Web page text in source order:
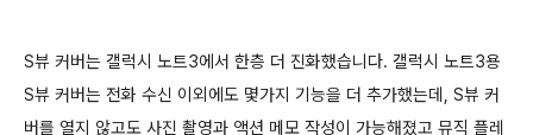
S뷰 커버는 갤럭시 노트3에서 한층 더 진화했습니다. 갤럭시 노트3용
S뷰 커버는 전화 수신 이외에도 몇가지 기능을 더 추가했는데, S뷰 커
버를 열지 않고도 사진 촬영과 액션 메모 작성이 가능해졌고 뮤직 플레